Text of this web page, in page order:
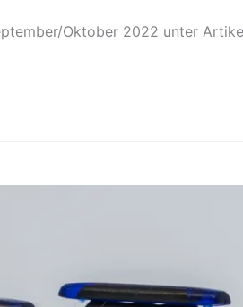
Oktober 2022 unter